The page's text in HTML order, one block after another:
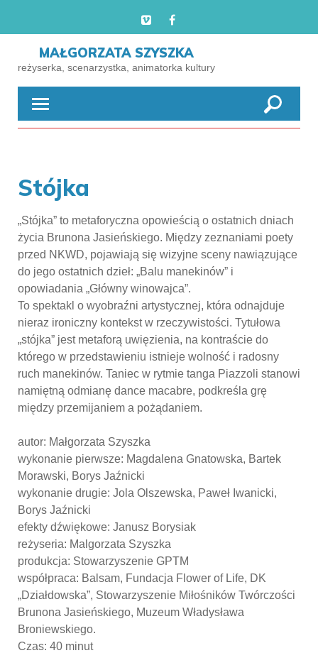
vimeofb
MAŁGORZATA SZYSZKA
reżyserka, scenarzystka, animatorka kultury
Stójka
„Stójka” to metaforyczna opowieścią o ostatnich dniach
życia Brunona Jasieńskiego. Między zeznaniami poety
przed NKWD, pojawiają się wizyjne sceny nawiązujące
do jego ostatnich dzieł: „Balu manekinów” i
opowiadania „Główny winowajca”.
To spektakl o wyobraźni artystycznej, która odnajduje
nieraz ironiczny kontekst w rzeczywistości. Tytułowa
„stójka” jest metaforą uwięzienia, na kontraście do
którego w przedstawieniu istnieje wolność i radosny
ruch manekinów. Taniec w rytmie tanga Piazzoli stanowi
namiętną odmianę dance macabre, podkreśla grę
między przemijaniem a pożądaniem.
autor: Małgorzata Szyszka
wykonanie pierwsze: Magdalena Gnatowska, Bartek
Morawski, Borys Jaźnicki
wykonanie drugie: Jola Olszewska, Paweł Iwanicki,
Borys Jaźnicki
efekty dźwiękowe: Janusz Borysiak
reżyseria: Malgorzata Szyszka
produkcja: Stowarzyszenie GPTM
współpraca: Balsam, Fundacja Flower of Life, DK
„Działdowska”, Stowarzyszenie Miłośników Twórczości
Brunona Jasieńskiego, Muzeum Władysława
Broniewskiego.
Czas: 40 minut